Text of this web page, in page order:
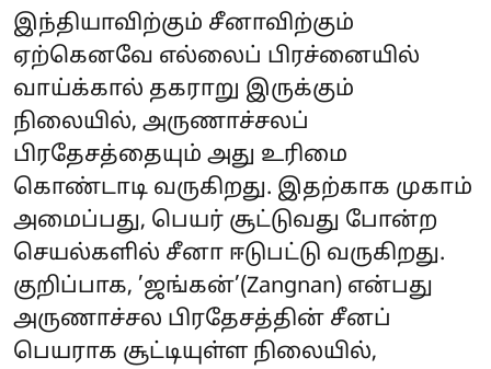
இந்தியாவிற்கும் சீனாவிற்கும்
ஏற்கெனவே எல்லைப் பிரச்னையில்
வாய்க்கால் தகராறு இருக்கும்
நிலையில், அருணாச்சலப்
பிரதேசத்தையும் அது உரிமை
கொண்டாடி வருகிறது. இதற்காக முகாம்
அமைப்பது, பெயர் சூட்டுவது போன்ற
செயல்களில் சீனா ஈடுபட்டு வருகிறது.
குறிப்பாக, ’ஜங்கன்’(Zangnan) என்பது
அருணாச்சல பிரதேசத்தின் சீனப்
பெயராக சூட்டியுள்ள நிலையில்,